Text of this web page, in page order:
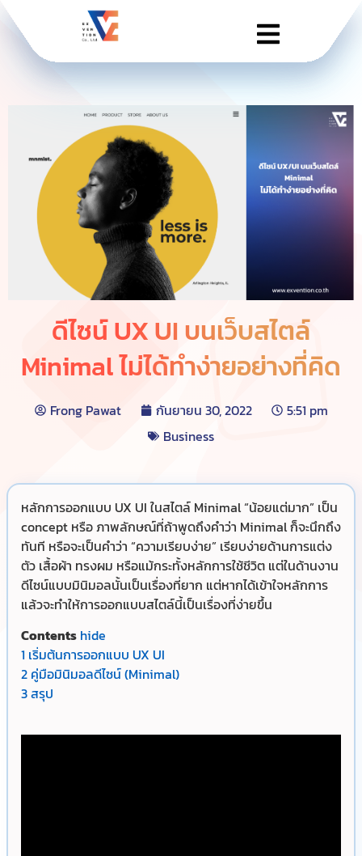
ดีไซน์ UX UI บนเว็บสไตล์
Minimal ไม่ได้ทำง่ายอย่างที่คิด
Frong Pawat กันยายน 30, 2022
5:51 pm
Business
หลักการออกแบบ UX UI ในสไตล์ Minimal “น้อยแต่มาก” เป็น
concept หรือ ภาพลักษณ์ที่ถ้าพูดถึงคำว่า Minimal ก็จะนึกถึง
ทันที หรือจะเป็นคำว่า “ความเรียบง่าย” เรียบง่ายด้านการแต่ง
ตัว เสื้อผ้า ทรงผม หรือแม้กระทั้งหลักการใช้ชีวิต แต่ในด้านงาน
ดีไซน์แบบมินิมอลนั้นเป็นเรื่องที่ยาก แต่หากได้เข้าใจหลักการ
แล้วจะทำให้การออกแบบสไตล์นี้เป็นเรื่องที่ง่ายขึ้น
Contents hide
1 เริ่มต้นการออกแบบ UX UI
2 คู่มือมินิมอลดีไซน์ (Minimal)
3สรุป